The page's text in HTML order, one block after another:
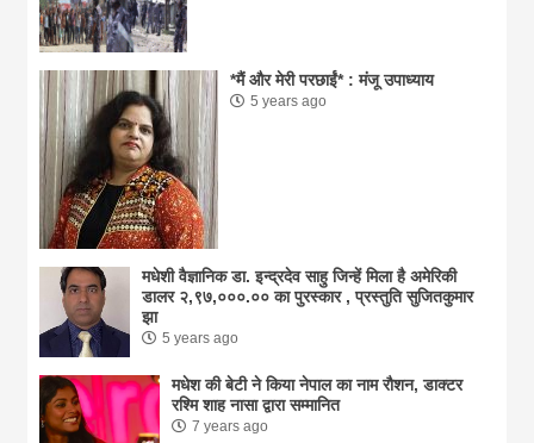
*मैं और मेरी परछाईं* : मंजू उपाध्याय
5 years ago
मधेशी वैज्ञानिक डा. इन्द्रदेव साहु जिन्हें मिला है अमेरिकी
डालर २,९७,०००.०० का पुरस्कार , प्रस्तुति सुजितकुमार
झा
5 years ago
मधेश की बेटी ने किया नेपाल का नाम राैशन, डाक्टर
रश्मि शाह नासा द्वारा सम्मानित
7 years ago